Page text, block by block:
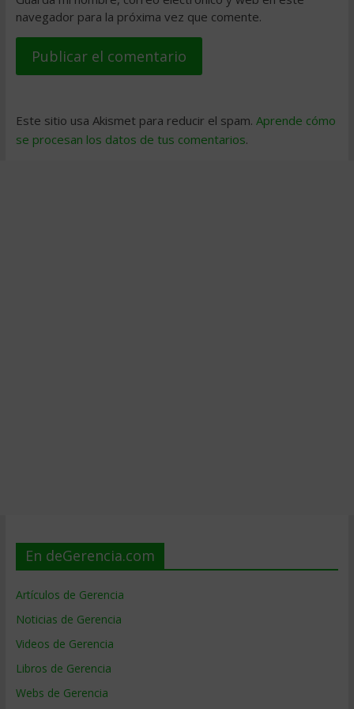
navegador para la próxima vez que comente.
Este sitio usa Akismet para reducir el spam. Aprende cómo
se procesan los datos de tus comentarios.
En deGerencia.com
Artículos de Gerencia
Noticias de Gerencia
Videos de Gerencia
Libros de Gerencia
Webs de Gerencia